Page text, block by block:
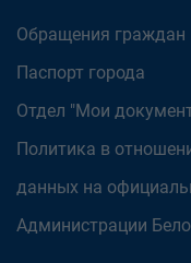
Обращения граждан
Паспорт города
Отдел "Мои
Политика в
данных на
Администрации